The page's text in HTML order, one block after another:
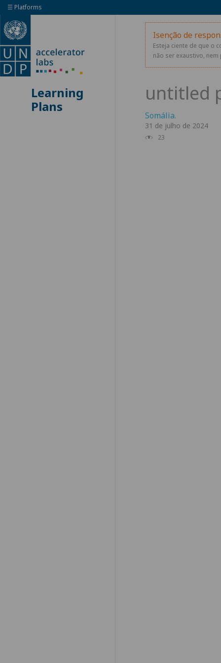
☰ Platforms
Learning
Plans
Isenção de
Esteja ciente de que o
não ser exaustivo,
Somália.
31 de julho de 2024
23